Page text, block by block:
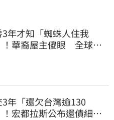
3年才知「蜘蛛人住我
！華裔屋主傻眼 全球童
3年「還欠台灣逾130
宏都拉斯公布還債細